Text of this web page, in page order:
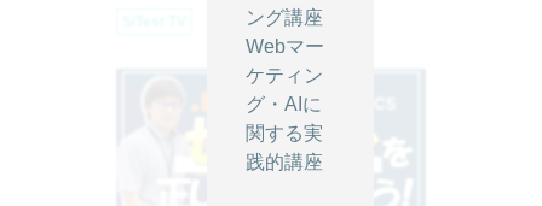
ング講座
Webマー
ケティン
グ・AIに
関する実
践的講座